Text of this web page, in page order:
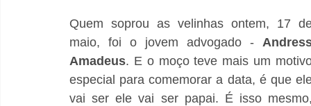
Quem soprou as velinhas ontem, 17
maio, foi o jovem advogado -
Amadeus. E o moço teve mais um
especial para comemorar a data, é que
vai ser ele vai ser papai. É isso